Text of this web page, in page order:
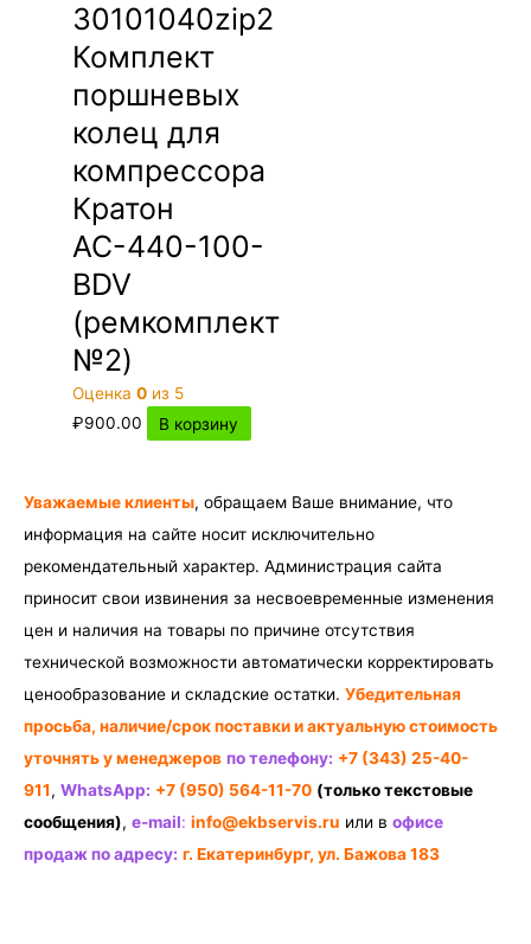
30101040zip2
Комплект
поршневых
колец для
компрессора
Кратон
АС-440-100-
BDV
(ремкомплект
№2)
Оценка0 из 5
₽900.00 В корзину
Уважаемые клиенты, обращаем Ваше внимание, что
информация на сайте носит исключительно
рекомендательный характер. Администрация сайта
приносит свои извинения за несвоевременные изменения
цен и наличия на товары по причине отсутствия
технической возможности автоматически корректировать
ценообразование и складские остатки. Убедительная
просьба, наличие/срок поставки и актуальную стоимость
уточнять у менеджеров по телефону: +7 (343) 25-40-
911, WhatsApp: +7 (950) 564-11-70 (только текстовые
сообщения), e-mail: info@ekbservis.ru или в офисе
продаж по адресу: г. Екатеринбург, ул. Бажова 183